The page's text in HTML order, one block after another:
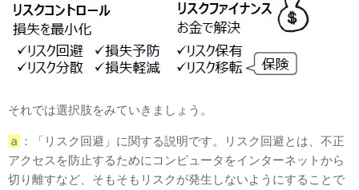
それでは選択肢をみていきましょう。
ａ ：「リスク回避」に関する説明です。リスク回避とは、不正
アクセスを防⽌するためにコンピュータをインターネットから
切り離すなど、そもそもリスクが発⽣しないようにすることで